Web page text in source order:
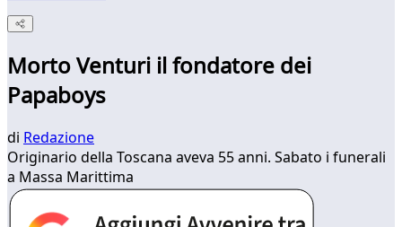
Morto Venturi il fondatore dei
Papaboys
di Redazione
Originario della Toscana aveva 55 anni. Sabato i funerali
a Massa Marittima